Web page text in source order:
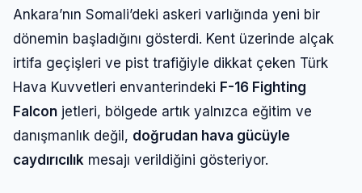
Ankara’nın Somali’deki askeri varlığında yeni bir
dönemin başladığını gösterdi. Kent üzerinde alçak
irtifa geçişleri ve pist trafiğiyle dikkat çeken Türk
Hava Kuvvetleri envanterindeki F-16 Fighting
Falcon jetleri, bölgede artık yalnızca eğitim ve
danışmanlık değil, doğrudan hava gücüyle
caydırıcılık mesajı verildiğini gösteriyor.